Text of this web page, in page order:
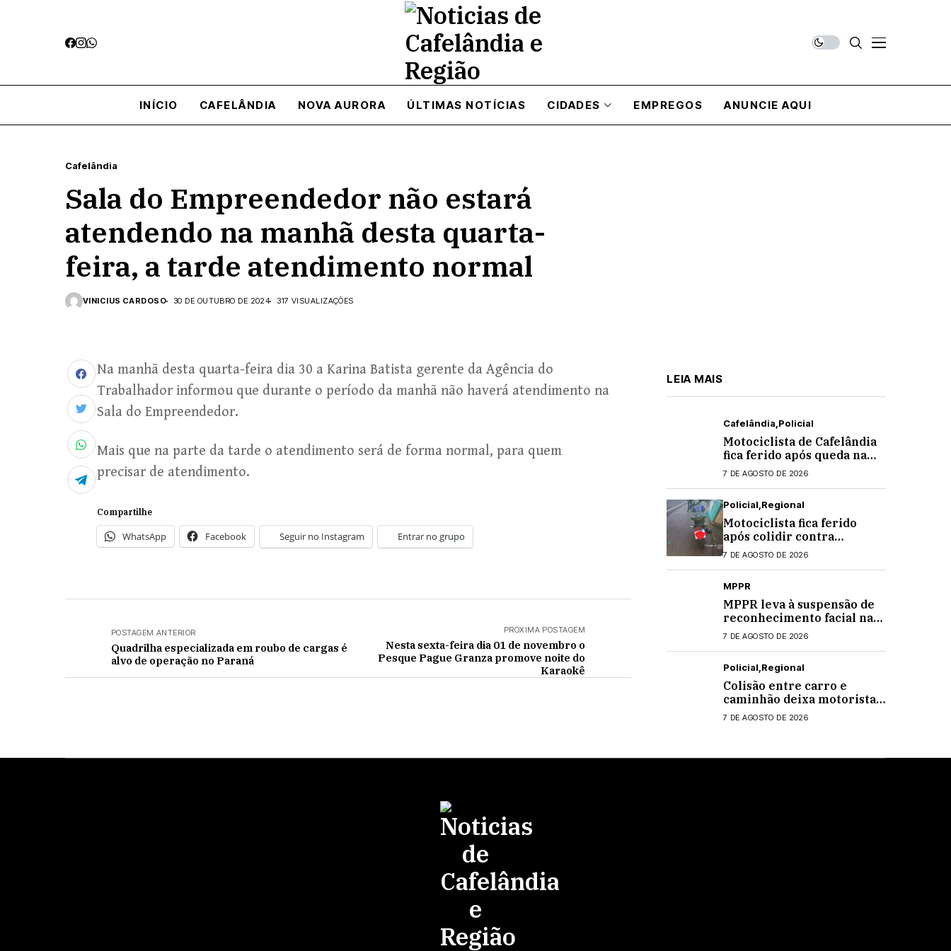
INÍCIO CAFELÂNDIA NOVA AURORA ÚLTIMAS NOTÍCIAS CIDADES EMPREGOS ANUNCIE AQUI
Cafelândia
Sala do Empreendedor não estará
atendendo na manhã desta quarta-
feira, a tarde atendimento normal
VINICIUS CARDOSO 30 DE OUTUBRO DE 2024 317 VISUALIZAÇÕES
Na manhã desta quarta-feira dia 30 a Karina Batista gerente da Agência do
Trabalhador informou que durante o período da manhã não haverá atendimento na
Sala do Empreendedor.
Mais que na parte da tarde o atendimento será de forma normal, para quem
precisar de atendimento.
Compartilhe
WhatsApp Facebook Seguir no Instagram Entrar no grupo
POSTAGEM ANTERIOR
Quadrilha especializada em roubo de cargas é
alvo de operação no Paraná
PRÓXIMA POSTAGEM
Nesta sexta-feira dia 01 de novembro o
Pesque Pague Granza promove noite do
Karaokê
LEIA MAIS
Cafelândia Policial
Motociclista de Cafelândia
fica ferido após queda na
PR-180 em Quarto
7 DE AGOSTO DE 2026
Policial Regional
Motociclista fica ferido
após colidir contra
banheiro químico que caiu
7 DE AGOSTO DE 2026
MPPR
MPPR leva à suspensão de
reconhecimento facial nas
escolas estaduais
7 DE AGOSTO DE 2026
Policial Regional
Colisão entre carro e
caminhão deixa motorista
ferido na PR-495, em
7 DE AGOSTO DE 2026